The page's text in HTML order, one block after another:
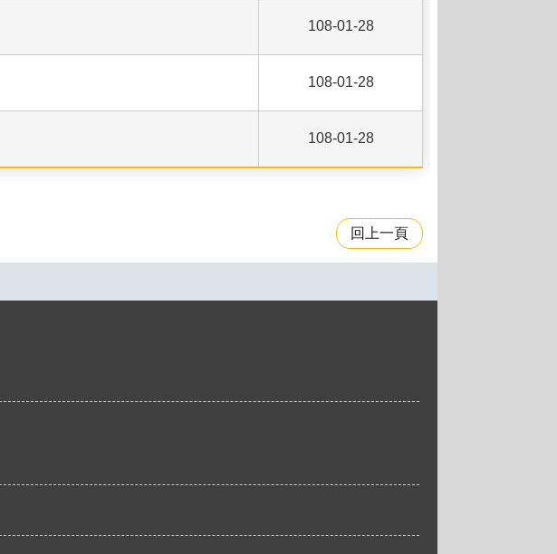
108-01-28
108-01-28
108-01-28
回上一頁